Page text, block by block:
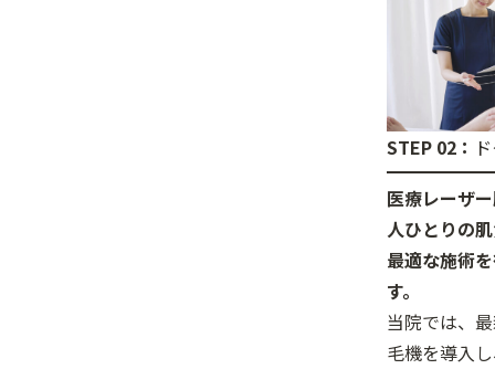
STEP 02：
医療レーザ
人ひとりの
最適な施術
す。
当院では、
毛機を導入